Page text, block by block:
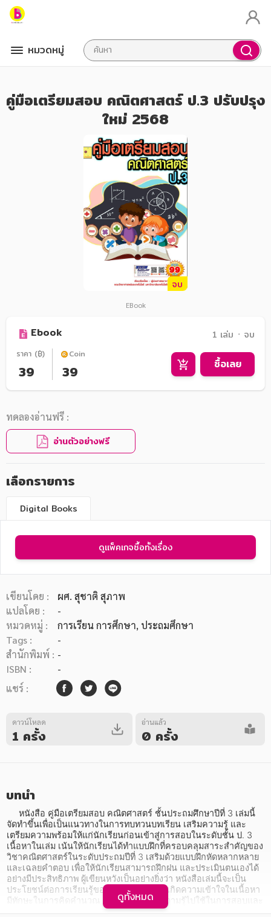
หมวดหมู่
หมวดหมู่หนังสือ
หมวดหมู่ยอดนิยม
หนังสือออกใหม่ หนังสือยอดนิยม หนังสือเช่า
อีบุ๊กอ่านฟรี
หมวดหมู่หนังสือ
อาหาร สุขภาพ การแพทย์
ศิลปะ บันเทิง กีฬา ท่องเที่ยว
สังคม วัฒนธรรม การปกครอง ศาสนาและปรัชญา
ศาสนา และปรัชญา
คู่มือเตรียมสอบ คณิตศาสตร์ ป.3 ปรับปรุง
ใหม่ 2568
จบ
EBook
Ebook 1 เล่ม ᛫ จบ
ราคา (฿)
39
Coin
39 ซื้อเลย
ทดลองอ่านฟรี :
อ่านตัวอย่างฟรี
เลือกรายการ
Digital Books
ดูแพ็คเกจซื้อทั้งเรื่อง
เขียนโดย :
ผศ. สุชาติ สุภาพ
แปลโดย :
-
หมวดหมู่ :
การเรียน การศึกษา, ประถมศึกษา
Tags :
-
สำนักพิมพ์ : -
ISBN :
-
แชร์ :
ดาวน์โหลด
1 ครั้ง
อ่านแล้ว
0 ครั้ง
บทนำ
จัดทำขึ้นเพื่อเป็นแนวทางในการทบทวนบทเรียน เสริมความรู้ และ
เตรียมความพร้อมให้แก่นักเรียนก่อนเข้าสู่การสอบในระดับชั้น ป. 3
เนื้อหาในเล่ม เน้นให้นักเรียนได้ทำแบบฝึกที่ครอบคลุมสาระสำคัญของ
วิชาคณิตศาสตร์ในระดับประถมปีที่ 3 เสริมด้วยแบบฝึกหัดหลากหลาย
และเฉลยคำตอบ เพื่อให้นักเรียนสามารถฝึกฝน และประเมินตนเองได้
อย่างมีประสิทธิภาพ ผู้เขียนหวังเป็นอย่างยิ่งว่า หนังสือเล่มนี้จะเป็น
ประโยชน์ต่อการเรียนรู้ของนักเรียน ช่วยให้เกิดความเข้าใจในเนื้อหา
มีทักษะในการคิดคำนวณ และสามารถนำความรู้ไปใช้ในการสอบและ
ในชีวิตประจำวันได้อย่างมั่นใจ
ดูทั้งหมด